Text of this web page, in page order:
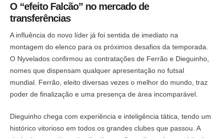
O “efeito Falcão” no mercado de
transferências
A influência do novo líder já foi sentida de imediato na
montagem do elenco para os próximos desafios da temporada.
O Nyvelados confirmou as contratações de Ferrão e Dieguinho,
nomes que dispensam qualquer apresentação no futsal
mundial. Ferrão, eleito diversas vezes o melhor do mundo, traz
poder de finalização e uma presença de área incomparável.
Dieguinho chega com experiência e inteligência tática, tendo um
histórico vitorioso em todos os grandes clubes que passou. A